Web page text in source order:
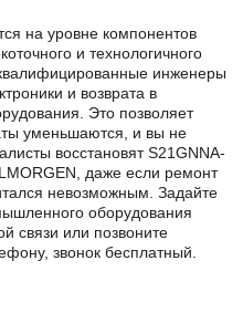
на уровне компонентов
и технологичного
инженеры
и возврата в
Это позволяет
уменьшаются, и вы не
восстановят S21GNNA-
даже если ремонт
невозможным. Задайте
оборудования
связи или позвоните
звонок бесплатный.